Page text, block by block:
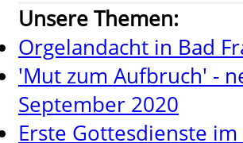
Unsere Themen:
Orgelandacht in Bad
'Mut zum Aufbruch' -
September 2020
Erste Gottesdienste